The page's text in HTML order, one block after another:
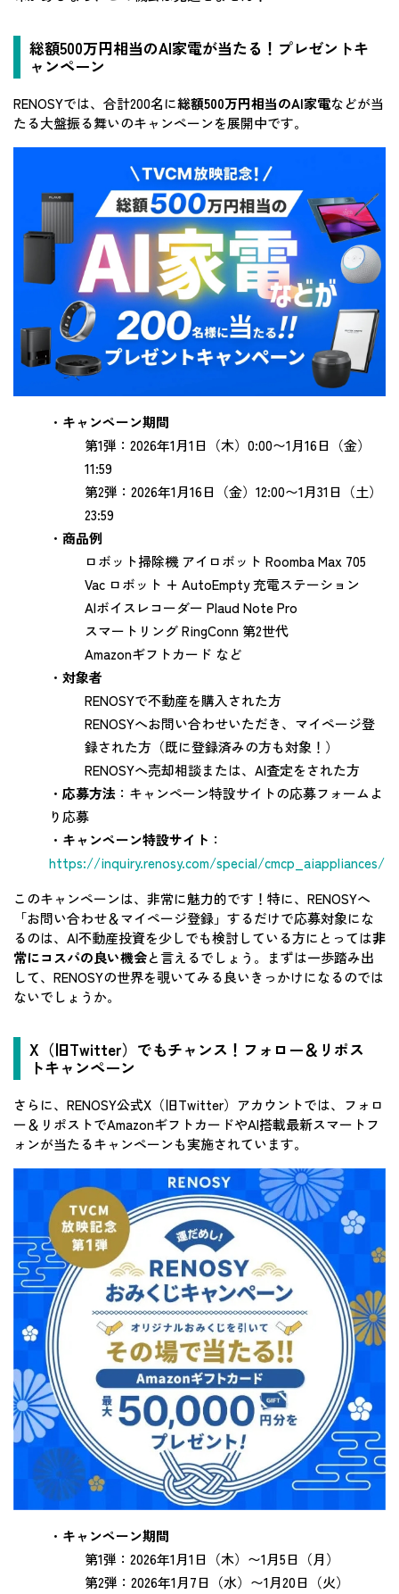
総額500万円相当のAI家電が当たる！プレゼントキ
ャンペーン
RENOSYでは、合計200名に総額500万円相当のAI家電などが当
たる大盤振る舞いのキャンペーンを展開中です。
・ キャンペーン期間
第1弾：2026年1月1日（木）0:00〜1月16日（金）
11:59
第2弾：2026年1月16日（金）12:00〜1月31日（土）
23:59
・ 商品例
ロボット掃除機 アイロボット Roomba Max 705
Vac ロボット + AutoEmpty 充電ステーション
AIボイスレコーダー Plaud Note Pro
スマートリング RingConn 第2世代
Amazonギフトカード など
・ 対象者
RENOSYで不動産を購入された方
RENOSYへお問い合わせいただき、マイページ登
録された方（既に登録済みの方も対象！）
RENOSYへ売却相談または、AI査定をされた方
・ 応募方法 ：キャンペーン特設サイトの応募フォームよ
り応募
・ キャンペーン特設サイト ：
https://inquiry.renosy.com/special/cmcp_aiappliances/
このキャンペーンは、非常に魅力的です！特に、RENOSYへ
「お問い合わせ＆マイページ登録」するだけで応募対象にな
るのは、AI不動産投資を少しでも検討している方にとっては非
常にコスパの良い機会と言えるでしょう。まずは一歩踏み出
して、RENOSYの世界を覗いてみる良いきっかけになるのでは
ないでしょうか。
X（旧Twitter）でもチャンス！フォロー＆リポス
トキャンペーン
さらに、RENOSY公式X（旧Twitter）アカウントでは、フォロ
ー＆リポストでAmazonギフトカードやAI搭載最新スマートフ
ォンが当たるキャンペーンも実施されています。
・ キャンペーン期間
第1弾：2026年1月1日（木）〜1月5日（月）
第2弾：2026年1月7日（水）〜1月20日（火）